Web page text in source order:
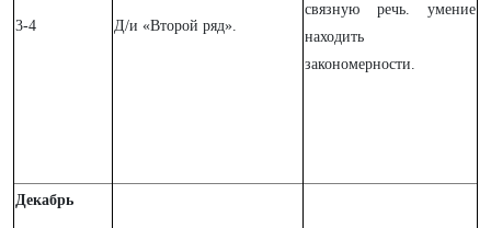
3-4 Д/и «Второй ряд».
связную речь. умение
находить
закономерности.
Декабрь